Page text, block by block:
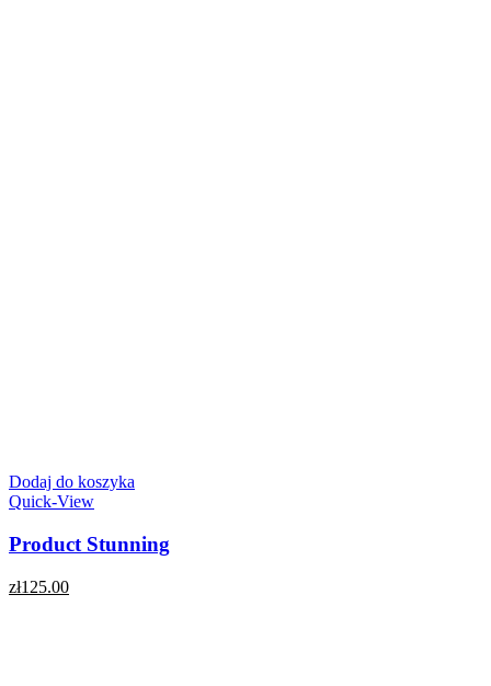
Dodaj do koszyka
Quick-View
Product Stunning
zł125.00